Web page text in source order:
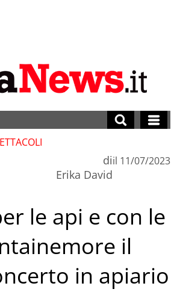
di
Erika David
il 11/07/2023
le api e con le
il
in apiario